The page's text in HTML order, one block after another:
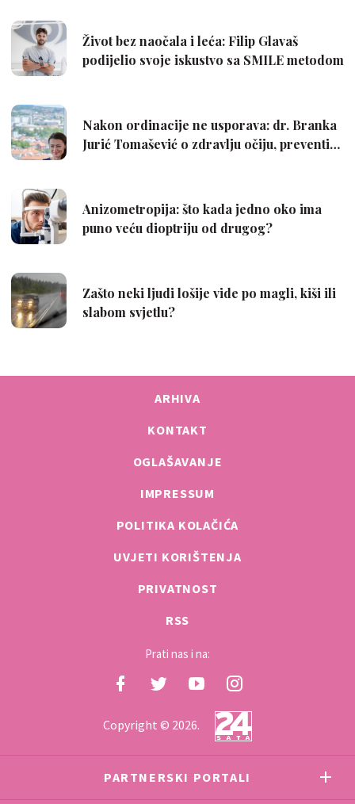
ARHIVA
KONTAKT
OGLAŠAVANJE
IMPRESSUM
POLITIKA KOLAČIĆA
UVJETI KORIŠTENJA
PRIVATNOST
RSS
Prati nas i na:
Copyright © 2026.
PARTNERSKI PORTALI